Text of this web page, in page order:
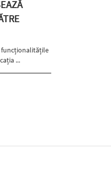
funcționalitățile
...